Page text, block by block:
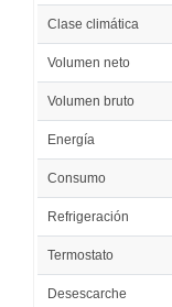
Clase climática
Volumen neto
Volumen bruto
Energía
Consumo
Refrigeración
Termostato
Desescarche